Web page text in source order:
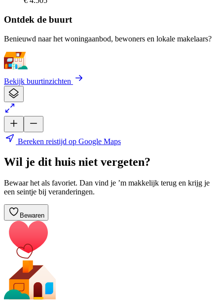
Ontdek de buurt
Benieuwd naar het woningaanbod, bewoners en lokale makelaars?
Bekijk buurtinzichten
Bereken reistijd op Google Maps
Wil je dit huis niet vergeten?
Bewaar het als favoriet. Dan vind je ’m makkelijk terug en krijg je
een seintje bij veranderingen.
Bewaren